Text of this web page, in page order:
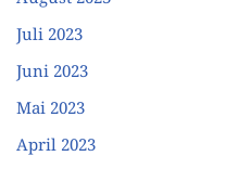
Juli 2023
Juni 2023
Mai 2023
April 2023